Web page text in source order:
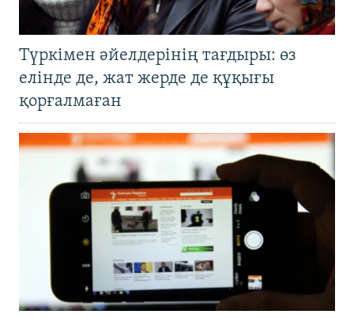
Түркімен әйелдерінің тағдыры: өз
елінде де, жат жерде де құқығы
қорғалмаған